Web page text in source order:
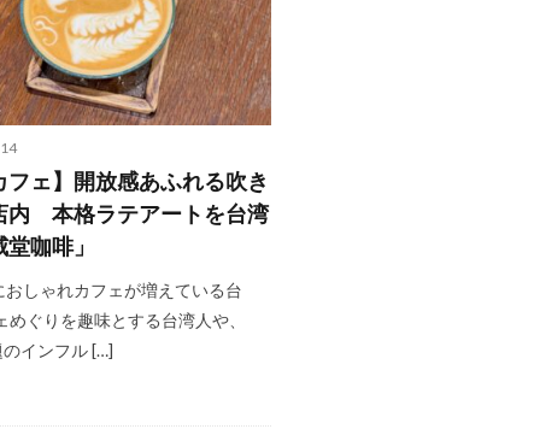
フェ】開放感あふれる吹き
内 本格ラテアートを台湾
咖啡」
おしゃれカフェが増えている台
めぐりを趣味とする台湾人や、
のインフル […]